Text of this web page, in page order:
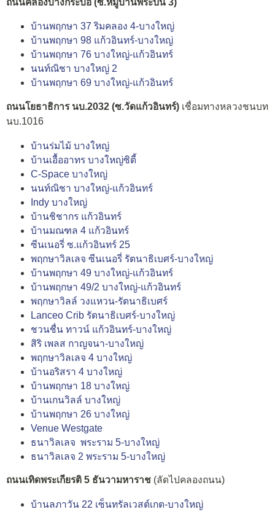
บ้านพฤกษา 37 ริมคลอง 4-บางใหญ่
บ้านพฤกษา 98 แก้วอินทร์-บางใหญ่
บ้านพฤกษา 76 บางใหญ่-แก้วอินทร์
นนท์ณิชา บางใหญ่ 2
บ้านพฤกษา 69 บางใหญ่-แก้วอินทร์
ถนนโยธาธิการ นบ.2032 (ซ.วัดแก้วอินทร์) เชื่อมทางหลวงชนบท
นบ.1016
บ้านร่มไม้ บางใหญ่
บ้านเอื้ออาทร บางใหญ่ซิตี้
C-Space บางใหญ่
นนท์ณิชา บางใหญ่-แก้วอินทร์
Indy บางใหญ่
บ้านชิชากร แก้วอินทร์
บ้านมณฑล 4 แก้วอินทร์
ซีนเนอรี่ ซ.แก้วอินทร์ 25
พฤกษาวิลเลจ ซีนเนอรี่ รัตนาธิเบศร์-บางใหญ่
บ้านพฤกษา 49 บางใหญ่-แก้วอินทร์
บ้านพฤกษา 49/2 บางใหญ่-แก้วอินทร์
พฤกษาวิลล์ วงแหวน-รัตนาธิเบศร์
Lanceo Crib รัตนาธิเบศร์-บางใหญ่
ชวนชื่น ทาวน์ แก้วอินทร์-บางใหญ่
สิริ เพลส กาญจนา-บางใหญ่
พฤกษาวิลเลจ 4 บางใหญ่
บ้านอริสรา 4 บางใหญ่
บ้านพฤกษา 18 บางใหญ่
บ้านเกนวิลล์ บางใหญ่
บ้านพฤกษา 26 บางใหญ่
Venue Westgate
ธนาวิลเลจ พระราม 5-บางใหญ่
ธนาวิลเลจ 2 พระราม 5-บางใหญ่
ถนนเทิดพระเกียรติ 5 ธันวามหาราช (ลัดไปคลองถนน)
บ้านลภาวัน 22 เซ็นทรัลเวสต์เกต-บางใหญ่